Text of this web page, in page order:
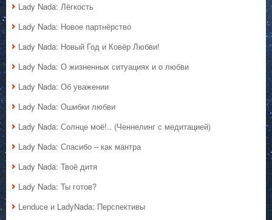
Lady Nada: Лёгкость
Lady Nada: Новое партнёрство
Lady Nada: Новый Год и Ковёр Любви!
Lady Nada: О жизненных ситуациях и о любви
Lady Nada: Об уважении
Lady Nada: Ошибки любви
Lady Nada: Солнце моё!.. (Ченнелинг с медитацией)
Lady Nada: Спасибо – как мантра
Lady Nada: Твоё дитя
Lady Nada: Ты готов?
Lenduce и LadyNada: Перспективы